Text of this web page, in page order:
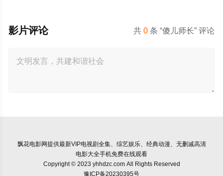
共0 条 “傻儿师长” 评论
影片评论
飘花电影网提供最新VIP电视剧全集、综艺娱乐、经典动漫、无删减高清
电影大全手机免费在线观看
Copyright © 2023 yhhdzc.com All Rights Reserved
豫ICP备20230395号